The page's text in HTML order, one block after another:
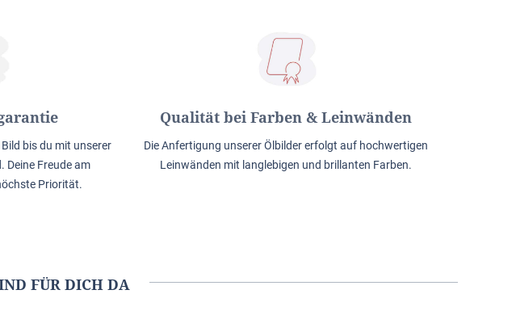
bis du mit unserer
Deine Freude am
Priorität.
Qualität bei Farben & Leinwänden
Die Anfertigung unserer Ölbilder erfolgt auf hochwertigen
Leinwänden mit langlebigen und brillanten Farben.
FÜR DICH DA